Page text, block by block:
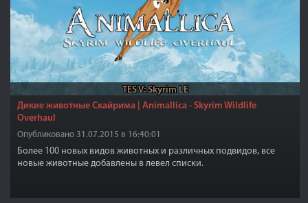
TES V: Skyrim LE
Дикие животные Скайрима | Animallica - Skyrim Wildlife
Overhaul
Опубликовано 31.07.2015 в 16:40:01
Более 100 новых видов животных и различных подвидов, все
новые животные добавлены в левел списки.